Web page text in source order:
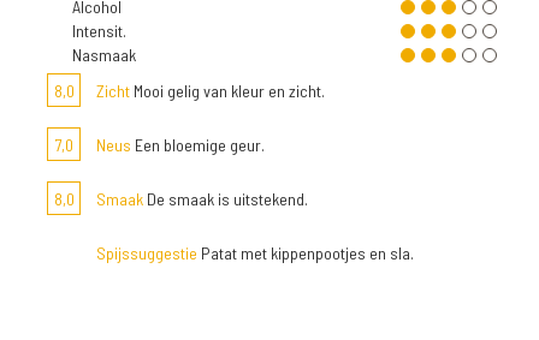
Alcohol
Intensit.
Nasmaak
8,0
Zicht Mooi gelig van kleur en zicht.
7,0 Neus Een bloemige geur.
8,0 Smaak De smaak is uitstekend.
Spijssuggestie Patat met kippenpootjes en sla.